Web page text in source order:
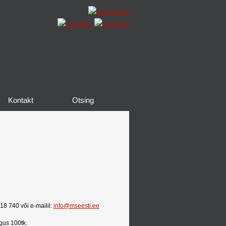
Kontakt Otsing
740 või e-mailil: info@mseesti.ee
100tk.